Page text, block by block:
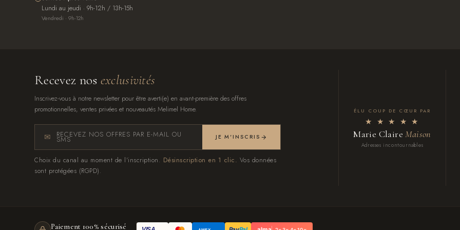
Lundi au jeudi · 9h-12h / 13h-15h
Vendredi · 9h-12h
Recevez nos exclusivités
Inscrivez-vous à notre newsletter pour être averti(e) en avant-première des offres
promotionnelles, ventes privées et nouveautés Melimel Home.
RECEVEZ NOS OFFRES PAR E-MAIL OU
SMS JE M'INSCRIS
Choix du canal au moment de l'inscription. Désinscription en 1 clic. Vos données
sont protégées (RGPD).
ÉLU COUP DE CŒUR PAR
★ ★ ★ ★ ★
Marie ClaireMaison
Adresses incontournables
Paiement 100% sécurisé